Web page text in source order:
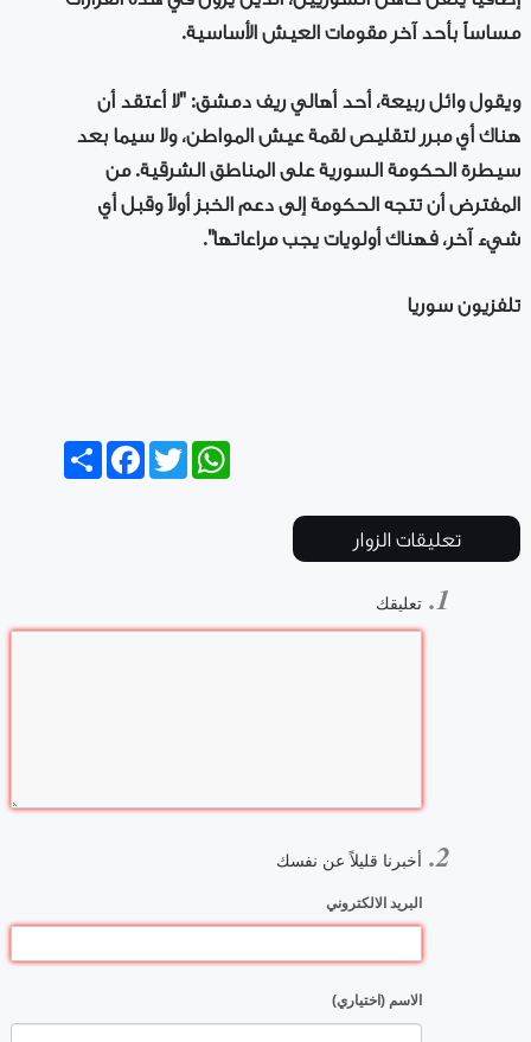
مساساً بأحد آخر مقومات العيش الأساسية.
ويقول وائل ربيعة، أحد أهالي ريف دمشق: "لا أعتقد أن
هناك أي مبرر لتقليص لقمة عيش المواطن، ولا سيما بعد
سيطرة الحكومة السورية على المناطق الشرقية. من
المفترض أن تتجه الحكومة إلى دعم الخبز أولاً وقبل أي
شيء آخر، فهناك أولويات يجب مراعاتها".
تلفزيون سوريا
Share
FacebookTwitter
WhatsApp
تعليقات الزوار
تعليقك
أخبرنا قليلاً عن نفسك
البريد الالكتروني
الاسم (اختياري)